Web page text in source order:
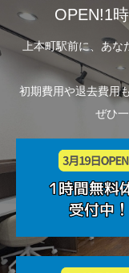
OPEN!1
上本町駅前に、あ
初期費用や退去費用
ぜひ